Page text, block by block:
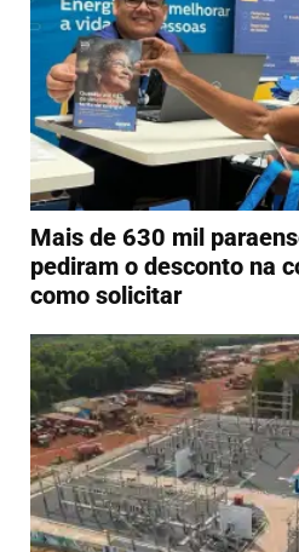
Mais de 630 mil
pediram o desconto na
como solicitar